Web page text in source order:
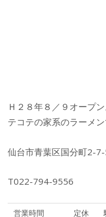
Ｈ２８年８／９オープ
テコテの家系のラーメン
仙台市青葉区国分町2-
T022-794-9556
営業時間
定休